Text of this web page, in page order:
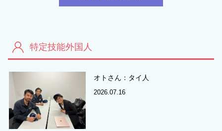
特定技能外国人
オトさん：タイ人
2026.07.16